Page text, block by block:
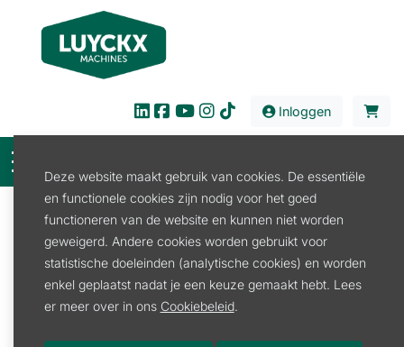
Inloggen
Filter
Verkoop
Veegmachine
Veegmachine Benzine
Promoties
Deze website maakt gebruik van cookies. De essentiële
en functionele cookies zijn nodig voor het goed
functioneren van de website en kunnen niet worden
geweigerd. Andere cookies worden gebruikt voor
statistische doeleinden (analytische cookies) en worden
enkel geplaatst nadat je een keuze gemaakt hebt. Lees
er meer over in ons Cookiebeleid.